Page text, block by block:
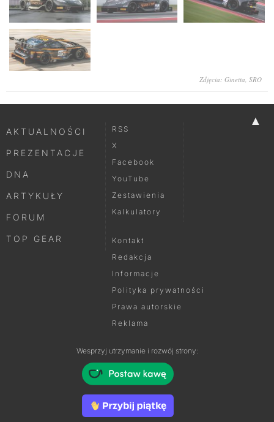
Zdjęcia: Ginetta, SRO
▲
AKTUALNOŚCI
PREZENTACJE
DNA
ARTYKUŁY
FORUM
TOP GEAR
RSS
X
Facebook
YouTube
Zestawienia
Kalkulatory
Kontakt
Redakcja
Informacje
Polityka prywatności
Prawa autorskie
Reklama
Wesprzyj utrzymanie i rozwój strony: